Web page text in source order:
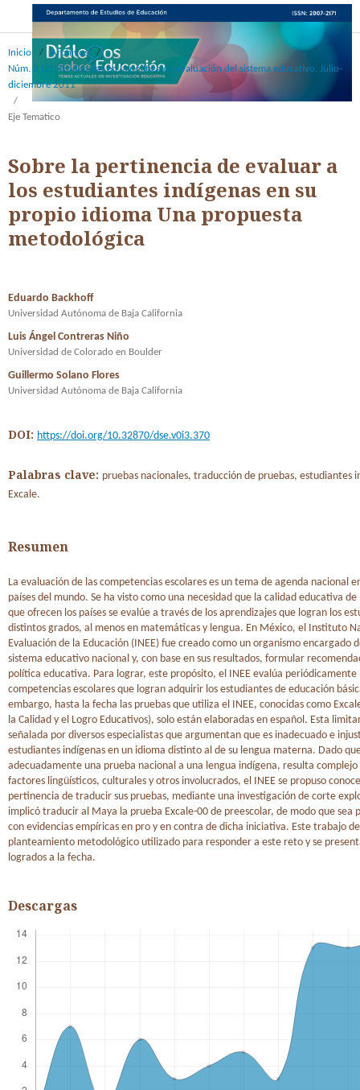
Inicio / Archivos
/
Núm. 3 (2): Tendencias en la política de evaluación del sistema educativo. Julio-
diciembre 2011
/
Eje Tematico
Sobre la pertinencia de evaluar a
los estudiantes indígenas en su
propio idioma Una propuesta
metodológica
Eduardo Backhoff
Universidad Autónoma de Baja California
Luis Ángel Contreras Niño
Universidad de Colorado en Boulder
Guillermo Solano Flores
Universidad Autónoma de Baja California
DOI: https://doi.org/10.32870/dse.v0i3.370
Palabras clave: pruebas nacionales, traducción de pruebas, estudiantes
Excale.
Resumen
La evaluación de las competencias escolares es un tema de agenda nacional
países del mundo. Se ha visto como una necesidad que la calidad educativa de
que ofrecen los países se evalúe a través de los aprendizajes que logran los
distintos grados, al menos en matemáticas y lengua. En México, el Instituto
Evaluación de la Educación (INEE) fue creado como un organismo encargado
sistema educativo nacional y, con base en sus resultados, formular
política educativa. Para lograr, este propósito, el INEE evalúa periódicamente
competencias escolares que logran adquirir los estudiantes de educación
embargo, hasta la fecha las pruebas que utiliza el INEE, conocidas como
la Calidad y el Logro Educativos), solo están elaboradas en español. Esta
señalada por diversos especialistas que argumentan que es inadecuado e
estudiantes indígenas en un idioma distinto al de su lengua materna. Dado
adecuadamente una prueba nacional a una lengua indígena, resulta complejo
factores lingüísticos, culturales y otros involucrados, el INEE se propuso
pertinencia de traducir sus pruebas, mediante una investigación de corte
implicó traducir al Maya la prueba Excale-00 de preescolar, de modo que sea
con evidencias empíricas en pro y en contra de dicha iniciativa. Este trabajo
planteamiento metodológico utilizado para responder a este reto y se
logrados a la fecha.
Descargas